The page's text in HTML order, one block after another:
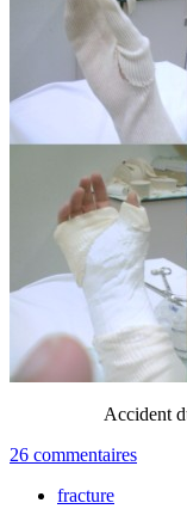
Accident
26 commentaires
fracture